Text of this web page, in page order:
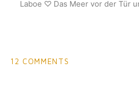
Laboe ♡ Das Meer vor der Tür
12 COMMENTS